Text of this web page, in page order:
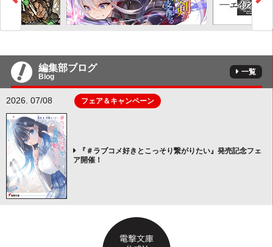
編集部ブログ
Blog
一覧
2026. 07/08 フェア＆キャンペーン
『＃ラブコメ好きとこっそり繋がりたい』発売記念フェ
ア開催！